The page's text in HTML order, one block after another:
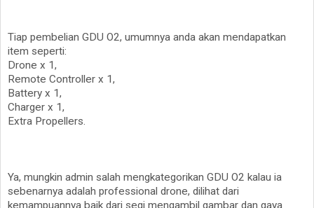
Tiap pembelian GDU O2, umumnya anda akan mendapatkan
item seperti:
Drone x 1,
Remote Controller x 1,
Battery x 1,
Charger x 1,
Extra Propellers.
Ya, mungkin admin salah mengkategorikan GDU O2 kalau ia
sebenarnya adalah professional drone, dilihat dari
kemampuannya baik dari segi mengambil gambar dan gaya